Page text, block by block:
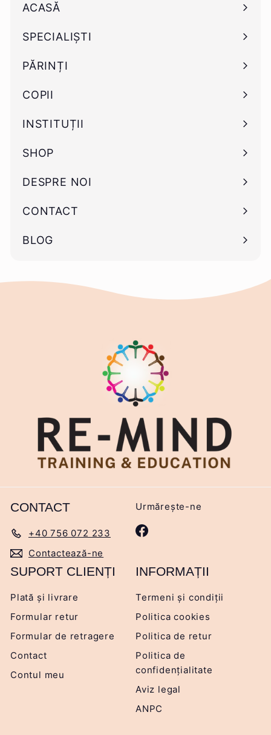
ACASĂ
SPECIALIȘTI
Deschide
submeniu
PĂRINȚI
Deschide
submeniu
COPII
Deschide
submeniu
INSTITUȚII
Deschide
submeniu
SHOP
Deschide
submeniu
DESPRE NOI
CONTACT
BLOG
CONTACT
+40 756 072 233
Contactează-ne
Urmărește-ne
Facebook
SUPORT CLIENȚI
Plată și livrare
Formular retur
Formular de retragere
Contact
Contul meu
INFORMAȚII
Termeni și condiții
Politica cookies
Politica de retur
Politica de
confidențialitate
Aviz legal
ANPC